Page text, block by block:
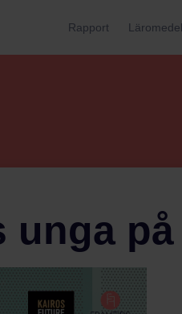
Rapport Läromedel
unga